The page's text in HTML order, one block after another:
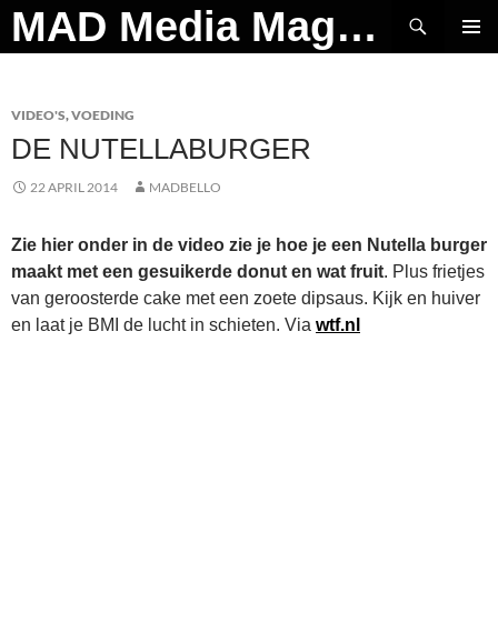
Ga
naar
MAD Media Magazine
Zoeken
VIDEO'S,VOEDING
DE NUTELLABURGER
22 APRIL 2014 MADBELLO
Zie hier onder in de video zie je hoe je een Nutella burger
maakt met een gesuikerde donut en wat fruit. Plus frietjes
van geroosterde cake met een zoete dipsaus. Kijk en huiver
en laat je BMI de lucht in schieten. Via wtf.nl